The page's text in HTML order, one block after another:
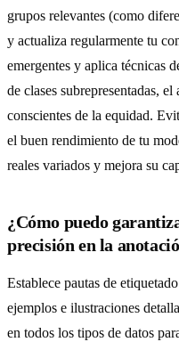
grupos relevantes (como
y actualiza regularmente tu
emergentes y aplica técnicas
de clases subrepresentadas,
conscientes de la equidad.
el buen rendimiento de tu
reales variados y mejora su
¿Cómo puedo
precisión en la
Establece pautas de
ejemplos e ilustraciones
en todos los tipos de datos